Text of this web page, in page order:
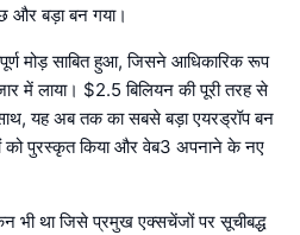
और बड़ा बन गया।
मोड़ साबित हुआ, जिसने आधिकारिक रूप
में लाया। $2.5 बिलियन की पूरी तरह से
यह अब तक का सबसे बड़ा एयरड्रॉप बन
को पुरस्कृत किया और वेब3 अपनाने के नए
भी था जिसे प्रमुख एक्सचेंजों पर सूचीबद्ध